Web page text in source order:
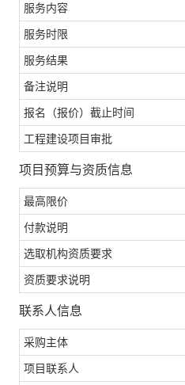
服务内容
服务时限
服务结果
备注说明
报名（报价）截止时间
工程建设项目审批
项目预算与资质信息
最高限价
付款说明
选取机构资质要求
资质要求说明
联系人信息
采购主体
项目联系人